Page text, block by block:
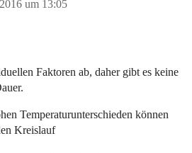
um 13:05
Faktoren ab, daher gibt es keine
Temperaturunterschieden können
Kreislauf